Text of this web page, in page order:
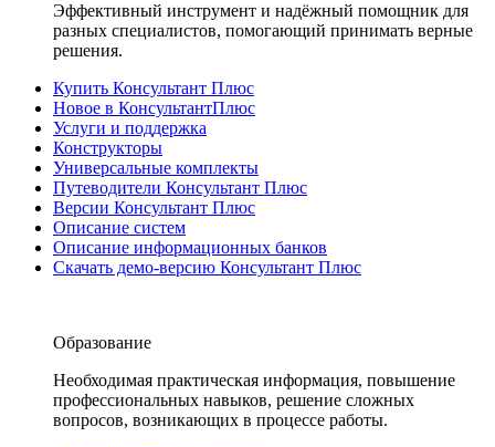
Эффективный инструмент и надёжный помощник для
разных специалистов, помогающий принимать верные
решения.
Купить Консультант Плюс
Новое в КонсультантПлюс
Услуги и поддержка
Конструкторы
Универсальные комплекты
Путеводители Консультант Плюс
Версии Консультант Плюс
Описание систем
Описание информационных банков
Скачать демо-версию Консультант Плюс
Образование
Необходимая практическая информация, повышение
профессиональных навыков, решение сложных
вопросов, возникающих в процессе работы.